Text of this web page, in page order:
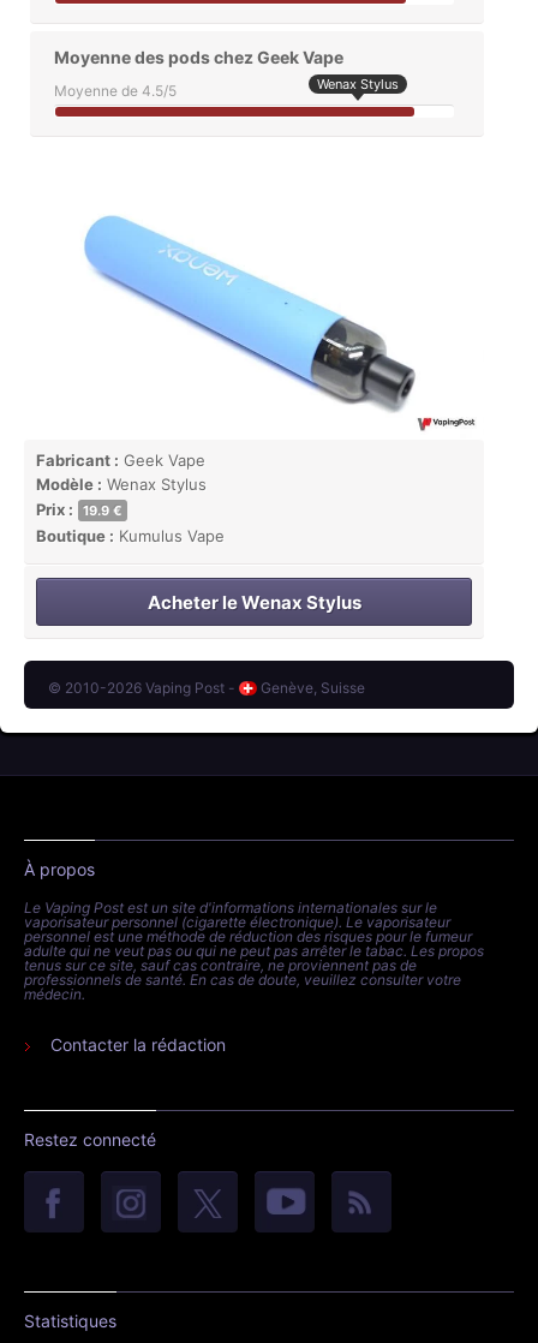
Moyenne des pods chez Geek Vape
Moyenne de 4.5/5 Wenax Stylus
Fabricant : Geek Vape
Modèle : Wenax Stylus
Prix :
19.9 €
Boutique : Kumulus Vape
Acheter le Wenax Stylus
© 2010-2026 Vaping Post - Genève, Suisse
À propos
Le Vaping Post est un site d'informations internationales sur le
vaporisateur personnel (cigarette électronique). Le vaporisateur
personnel est une méthode de réduction des risques pour le fumeur
adulte qui ne veut pas ou qui ne peut pas arrêter le tabac. Les propos
tenus sur ce site, sauf cas contraire, ne proviennent pas de
professionnels de santé. En cas de doute, veuillez consulter votre
médecin.
Contacter la rédaction
Restez connecté
Statistiques